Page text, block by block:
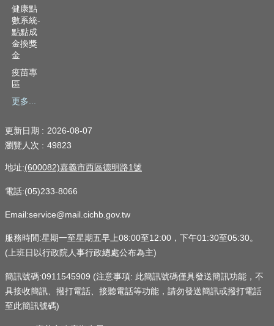
健康點
數系統-
點點成
金換獎
金
疫苗專
區
更多...
更新日期
2026-08-07
瀏覽人次
49823
地址:(600082)嘉義市西區德明路1號
電話:(05)233-8066
Email:service@mail.cichb.gov.tw
服務時間:星期一至星期五早上08:00至12:00，下午01:30至05:30。
(上班日以行政院人事行政總處公布為主)
簡訊號碼:0911545909 (注意事項: 此簡訊號碼僅具發送簡訊功能，不
具接收簡訊、撥打電話、接聽電話等功能，請勿發送簡訊或撥打電話
至此簡訊號碼)